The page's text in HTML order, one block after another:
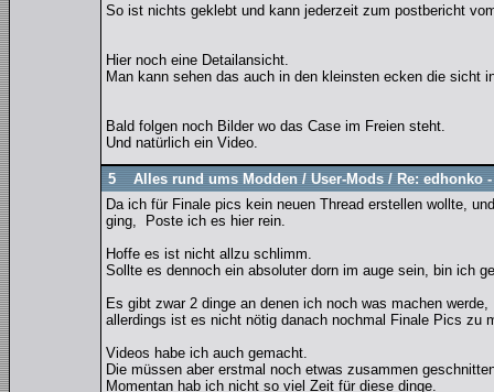
So ist nichts geklebt und kann jederzeit zum postbericht
Hier noch eine Detailansicht.
Man kann sehen das auch in den kleinsten ecken die sicht
Bald folgen noch Bilder wo das Case im Freien steht.
Und natürlich ein Video.
5 Alles rund ums Modden/ User-Mods/ Re: edhonko
Da ich für Finale pics kein neuen Thread erstellen wollte,
ging, Poste ich es hier rein.
Hoffe es ist nicht allzu schlimm.
Sollte es dennoch ein absoluter dorn im auge sein, bin ich
Es gibt zwar 2 dinge an denen ich noch was machen werde,
allerdings ist es nicht nötig danach nochmal Finale Pics zu
Videos habe ich auch gemacht.
Die müssen aber erstmal noch etwas zusammen
Momentan hab ich nicht so viel Zeit für diese dinge.